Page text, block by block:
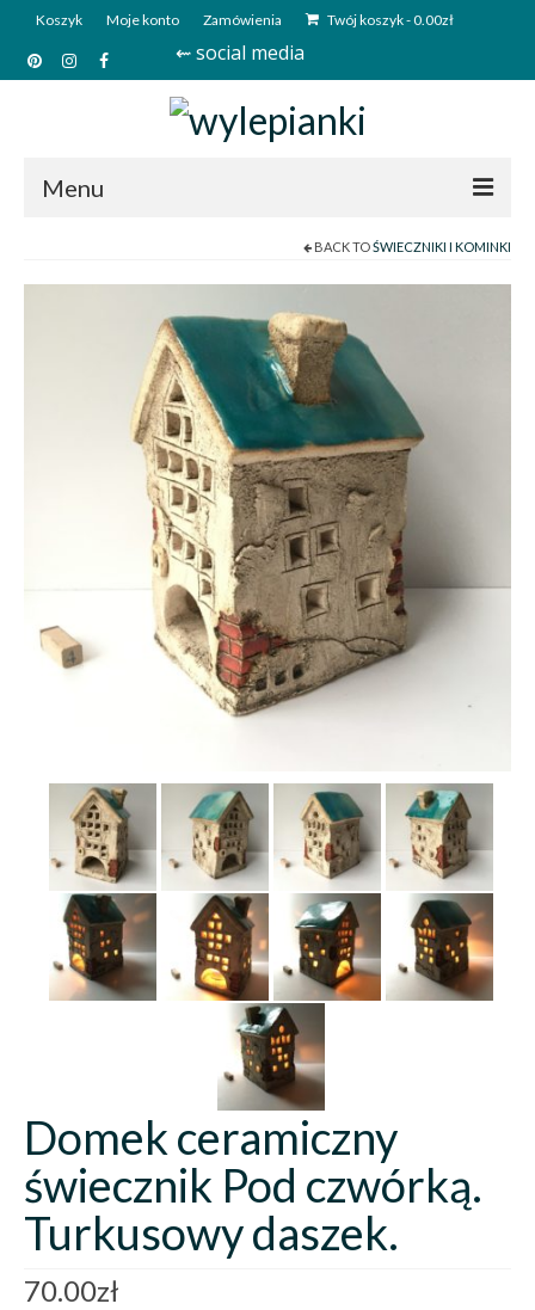
Koszyk Moje konto Zamówienia Twój koszyk-0.00zł
⇜ social media
Menu
Kim jesteśmy?
BACK TOŚWIECZNIKI I KOMINKI
Domek ceramiczny
świecznik Pod czwórką.
Turkusowy daszek.
70.00zł